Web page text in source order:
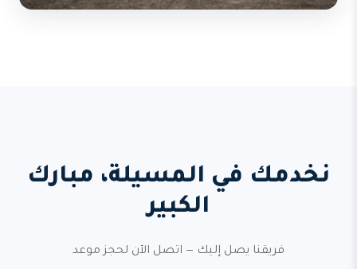
نخدمك في المسيلة، مبارك
الكبير
فريقنا يصل إليك — اتصل الآن لحجز موعد